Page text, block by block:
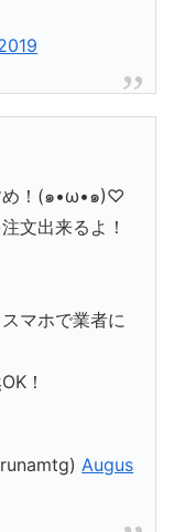
め！(๑•ω•๑)♡
文出来るよ！
マホで業者に
！
Augus